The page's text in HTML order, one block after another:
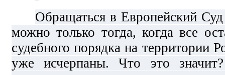
Обращаться в Европейский
можно только тогда, когда все
судебного порядка на территории
уже исчерпаны. Что это